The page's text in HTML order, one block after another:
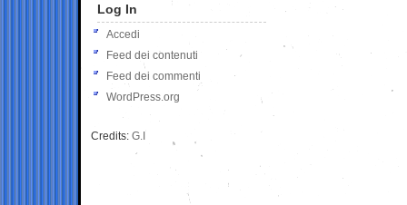
Log In
Accedi
Feed dei contenuti
Feed dei commenti
WordPress.org
Credits: G.I